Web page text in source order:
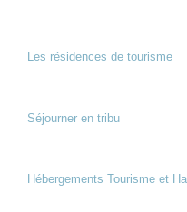
Les résidences de tourisme
Séjourner en tribu
Hébergements Tourisme et
en Chalosse